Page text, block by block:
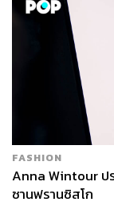
FASHION
Anna Wintour ป
ซานฟรานซิสโก